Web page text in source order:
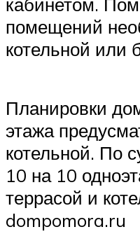
кабинетом.
помещений
котельной или
Планировки
этажа
котельной. По
10 на 10
террасой и
dompomora.ru